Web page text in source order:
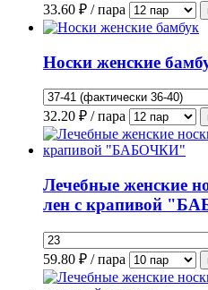
33.60 ₽ / пара
Носки женские
32.20 ₽ / пара
Лечебные женские
лен с крапивой
59.80 ₽ / пара